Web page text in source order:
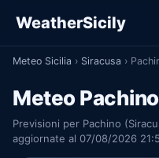
WeatherSicily
Meteo Sicilia › Siracusa ›
Meteo Pachino
Previsioni per Pachino
aggiornate al 07/08/2026